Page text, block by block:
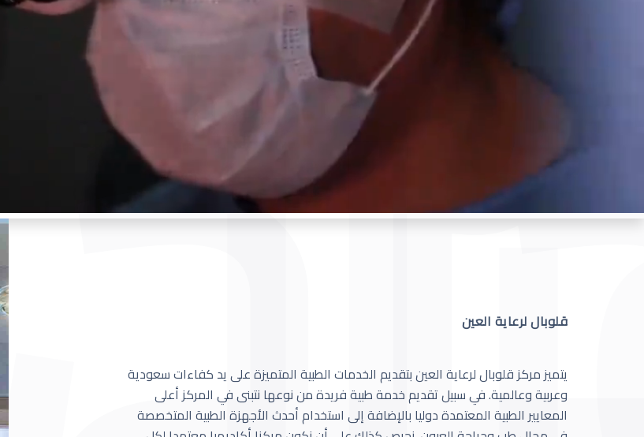
قلوبال لرعاية العين
يتميز مركز قلوبال لرعاية العين بتقديم الخدمات الطبية المتميزة على يد كفاءات سعودية
وعربية وعالمية. في سبيل تقديم خدمة طبية فريدة من نوعها نتبنى في المركز أعلى
المعايير الطبية المعتمدة دوليا بالإضافة إلى استخدام أحدث الأجهزة الطبية المتخصصة